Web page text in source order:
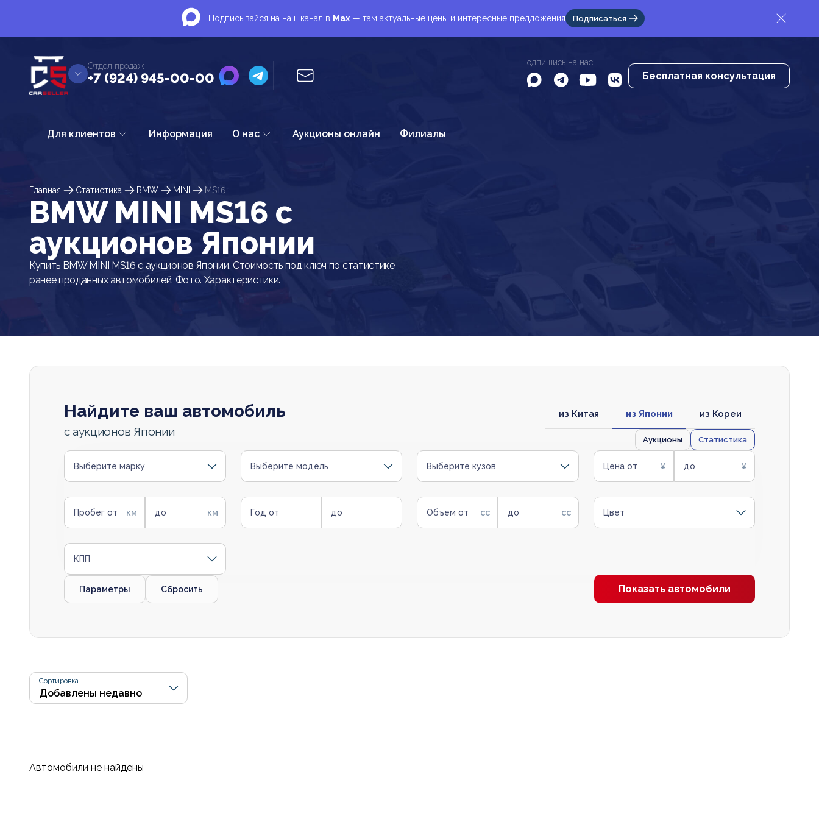
Подписывайся на наш канал в Max — там актуальные цены и интересные предложения Подписаться
Отдел продаж
+7 (924) 945-00-00
Подпишись на нас
Бесплатная консультация
Для клиентов Информация О нас Аукционы онлайн Филиалы
Главная Статистика BMW MINI MS16
BMW MINI MS16 c
аукционов Японии
Купить BMW MINI MS16 с аукционов Японии. Стоимость под ключ по статистике
ранее проданных автомобилей. Фото. Характеристики.
Найдите ваш автомобиль
с аукционов Японии
из Китая из Японии из Кореи
Аукционы Статистика
Выберите марку Выберите модель Выберите кузов Цена от до
Пробег от до Год от до Объем от до Цвет
КПП
Параметры Сбросить Показать автомобили
Сортировка
Автомобили не найдены